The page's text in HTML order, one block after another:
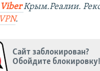
ViberКрым.Реалии.
VPN.
Сайт заблокирован?
Обойдите блокировку!